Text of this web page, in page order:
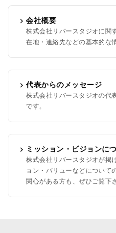
chevron_right会社概要
株式会社リバースタジオに関
在地・連絡先などの基本的な
chevron_right代表からのメッセージ
株式会社リバースタジオの代
です。
chevron_right ミッション・ビジョンに
株式会社リバースタジオが掲
ョン・バリューなどについて
関心がある方も、ぜひご覧下